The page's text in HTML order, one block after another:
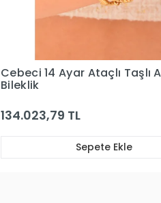
Cebeci 14 Ayar Su Yolu Rose
Altın Bileklik
49.008,70 TL
Sepete Ekle